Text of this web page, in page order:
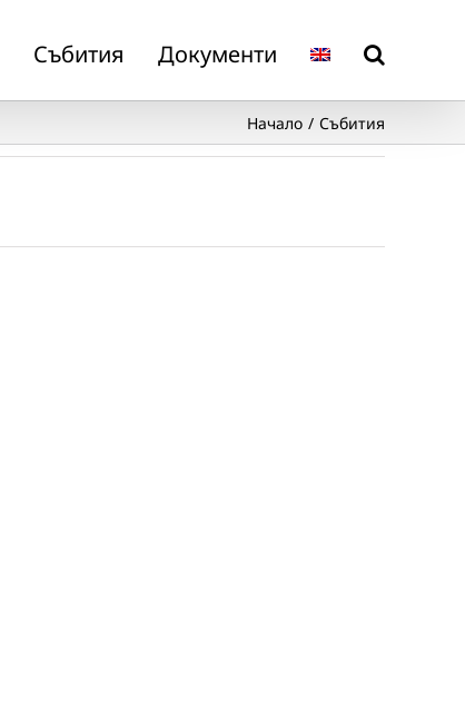
Събития Документи
Начало Събития